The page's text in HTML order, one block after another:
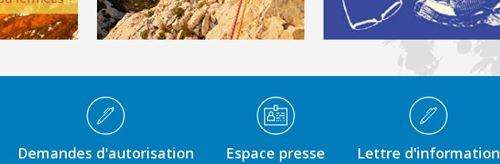
Demandes d'autorisation Espace presse Lettre d'information